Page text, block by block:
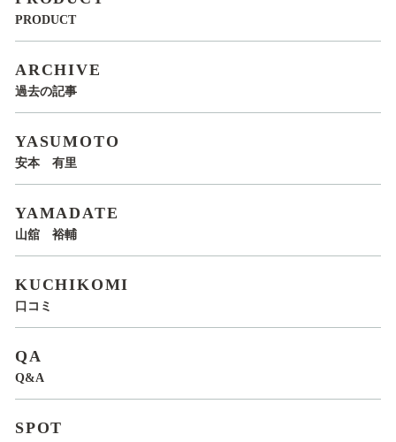
PRODUCT
ARCHIVE
過去の記事
YASUMOTO
安本 有里
YAMADATE
山舘 裕輔
KUCHIKOMI
口コミ
QA
Q&A
SPOT